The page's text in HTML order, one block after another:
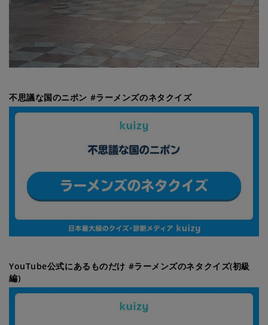
不思議な国のニポン #ラーメンズのネタクイズ
YouTube公式にあるものだけ #ラーメンズのネタクイズ(初級
編)